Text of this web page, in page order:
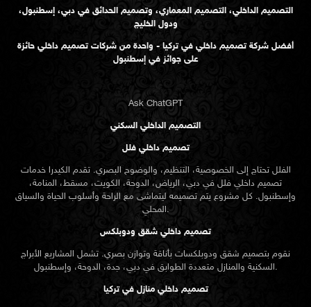
التصميم الداخلي، التصميم المعماري، وتصميم الحدائق في دبي، إسطنبول،
ودول الخليج
أفضل شركة تصميم داخلي في تركيا - واحدة من شركات تصميم داخلي حائزة
على جوائز في إسطنبول
Ask ChatGPT
التصميم الداخلي السكني
تصميم داخلي فلل
الفلل تحتاج إلى الخصوصية، التنظيم، والوضوح البصري. تقدم الكيدرا خدمات
تصميم داخلي فلل في دبي، الرياض، الدوحة، الكويت، مسقط، المنامة،
وإسطنبول. كل مشروع يتم تصميمه ليتماشى مع الراحة وأسلوب الحياة والسياق
المحلي.
تصميم داخلي شقق ودوبلكس
نقوم بتصميم شقق ودوبلكسات بأناقة وتوازن بصري. تشمل المشاريع الأبراج
السكنية والمنازل متعددة الطوابق في دبي، جدة، الدوحة، وإسطنبول.
تصميم داخلي منازل في تركيا